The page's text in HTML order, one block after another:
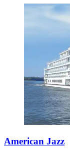
American Jazz